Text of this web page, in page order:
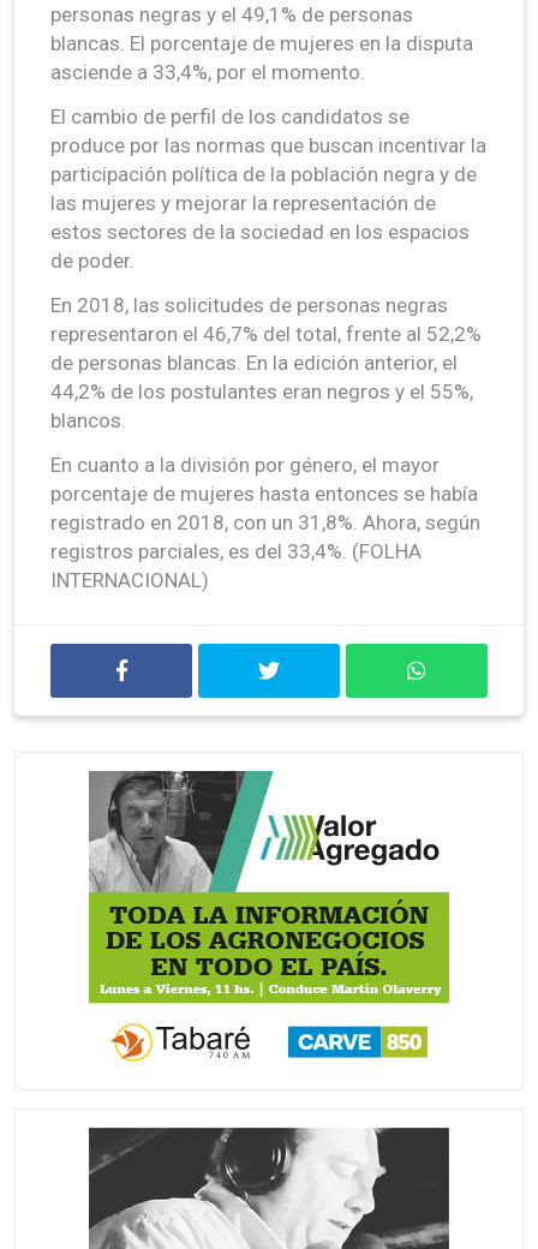
personas negras y el 49,1% de personas
blancas. El porcentaje de mujeres en la disputa
asciende a 33,4%, por el momento.
El cambio de perfil de los candidatos se
produce por las normas que buscan incentivar la
participación política de la población negra y de
las mujeres y mejorar la representación de
estos sectores de la sociedad en los espacios
de poder.
En 2018, las solicitudes de personas negras
representaron el 46,7% del total, frente al 52,2%
de personas blancas. En la edición anterior, el
44,2% de los postulantes eran negros y el 55%,
blancos.
En cuanto a la división por género, el mayor
porcentaje de mujeres hasta entonces se había
registrado en 2018, con un 31,8%. Ahora, según
registros parciales, es del 33,4%. (FOLHA
INTERNACIONAL)